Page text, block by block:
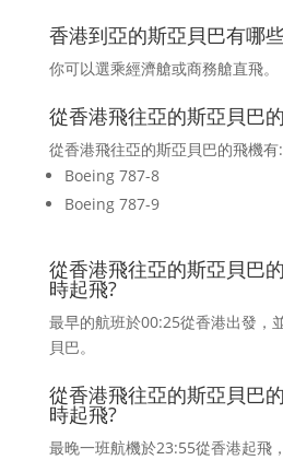
香港到亞的斯亞貝巴有哪
你可以選乘經濟艙或商務艙直飛。
從香港飛往亞的斯亞貝巴
從香港飛往亞的斯亞貝巴的飛機有:
Boeing 787-8
Boeing 787-9
從香港飛往亞的斯亞貝巴
時起飛?
最早的航班於00:25從香港出發，
貝巴。
從香港飛往亞的斯亞貝巴
時起飛?
最晚一班航機於23:55從香港起飛